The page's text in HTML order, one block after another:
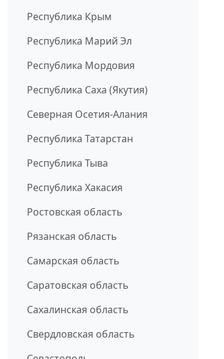
Республика Крым
Республика Марий Эл
Республика Мордовия
Республика Саха (Якутия)
Северная Осетия-Алания
Республика Татарстан
Республика Тыва
Республика Хакасия
Ростовская область
Рязанская область
Самарская область
Саратовская область
Сахалинская область
Свердловская область